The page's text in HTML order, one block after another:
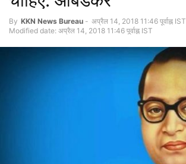
By KKN News Bureau - अप्रैल 14, 2018 11:46 पूर्वाह्न IST
Modified date: अप्रैल 14, 2018 11:46 पूर्वाह्न IST